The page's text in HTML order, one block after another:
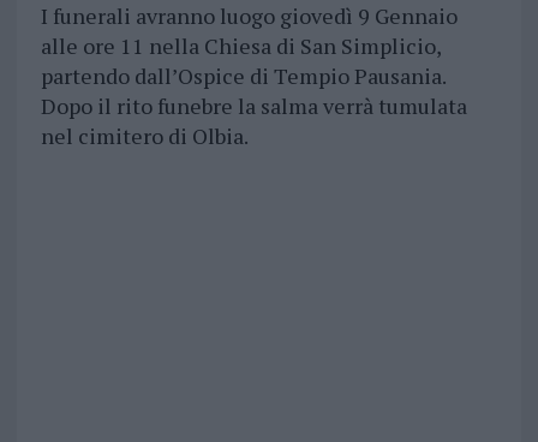
I funerali avranno luogo giovedì 9 Gennaio
alle ore 11 nella Chiesa di San Simplicio,
partendo dall’Ospice di Tempio Pausania.
Dopo il rito funebre la salma verrà tumulata
nel cimitero di Olbia.